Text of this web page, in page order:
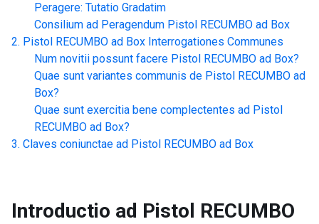
Peragere: Tutatio Gradatim
Consilium ad Peragendum Pistol RECUMBO ad Box
Pistol RECUMBO ad Box Interrogationes Communes
Num novitii possunt facere Pistol RECUMBO ad Box?
Quae sunt variantes communis de Pistol RECUMBO ad
Box?
Quae sunt exercitia bene complectentes ad Pistol
RECUMBO ad Box?
Claves coniunctae ad Pistol RECUMBO ad Box
Introductio ad Pistol RECUMBO